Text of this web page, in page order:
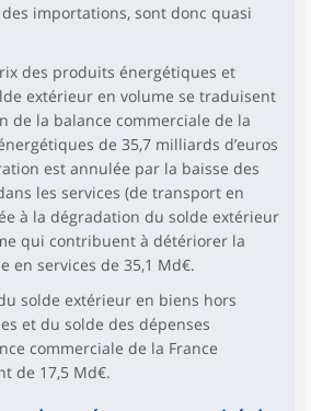
importations, sont donc quasi
des produits énergétiques et
extérieur en volume se traduisent
de la balance commerciale de la
de 35,7 milliards d’euros
est annulée par la baisse des
les services (de transport en
à la dégradation du solde extérieur
qui contribuent à détériorer la
en services de 35,1 Md€.
solde extérieur en biens hors
et du solde des dépenses
commerciale de la France
de 17,5 Md€.